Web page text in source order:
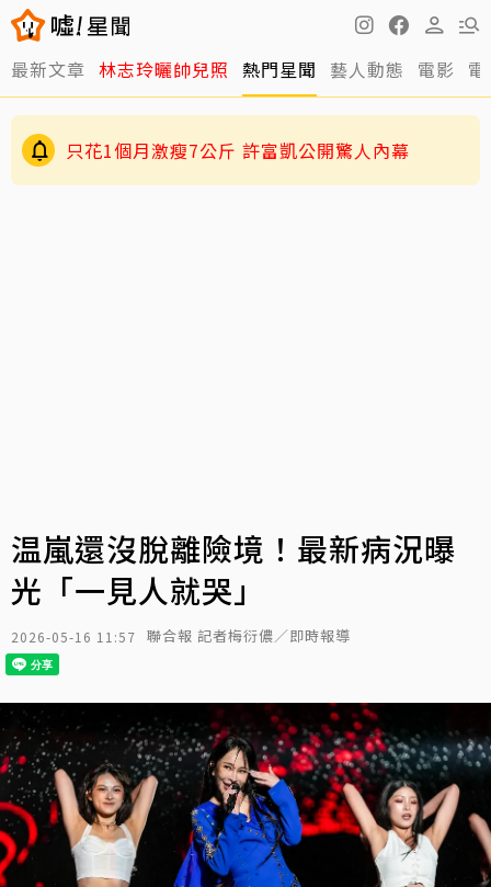
最新文章 林志玲曬帥兒照 熱門星聞 藝人動態 電影
只花1個月激瘦7公斤 許富凱公開驚人內幕
温嵐還沒脫離險境！最新病況曝
光「一見人就哭」
2026-05-16 11:57 聯合報 記者梅衍儂／即時報導